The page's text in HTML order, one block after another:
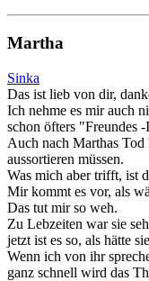
Martha
Sinka
Das ist lieb von dir,
Ich nehme es mir auch
schon öfters "Freundes
Auch nach Marthas Tod
aussortieren müssen.
Was mich aber trifft, ist
Mir kommt es vor, als
Das tut mir so weh.
Zu Lebzeiten war sie
jetzt ist es so, als hätte
Wenn ich von ihr
ganz schnell wird das